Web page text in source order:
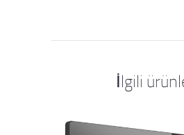
İlgili